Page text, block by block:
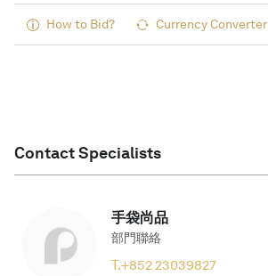
How to Bid? Currency Converter
Contact Specialists
手袋尚品
部門聯絡
T.+852 23039827